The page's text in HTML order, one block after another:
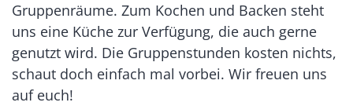
Gruppenräume. Zum Kochen und Backen steht
uns eine Küche zur Verfügung, die auch gerne
genutzt wird. Die Gruppenstunden kosten nichts,
schaut doch einfach mal vorbei. Wir freuen uns
auf euch!